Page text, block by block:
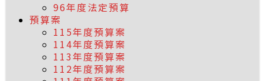
96年度法定預算
預算案
115年度預算案
114年度預算案
113年度預算案
112年度預算案